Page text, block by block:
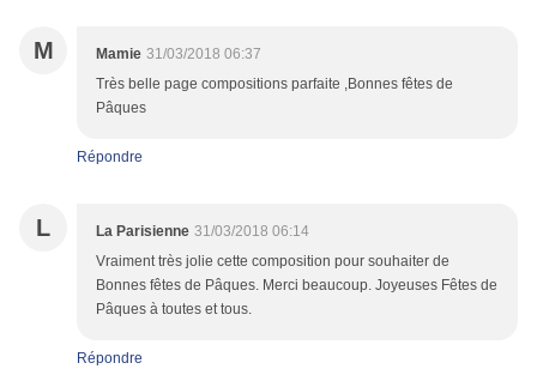
M Mamie 31/03/2018 06:37
Très belle page compositions parfaite ,Bonnes fêtes de
Pâques
Répondre
L La Parisienne 31/03/2018 06:14
Vraiment très jolie cette composition pour souhaiter de
Bonnes fêtes de Pâques. Merci beaucoup. Joyeuses Fêtes de
Pâques à toutes et tous.
Répondre